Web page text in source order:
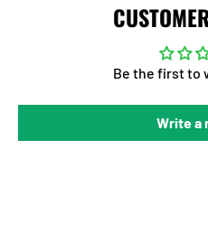
Be the first to
Write a